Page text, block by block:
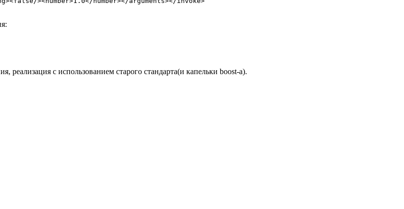
реализация с использованием старого стандарта(и капельки boost-а).